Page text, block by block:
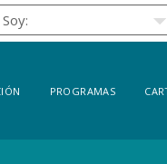
PROGRAMAS